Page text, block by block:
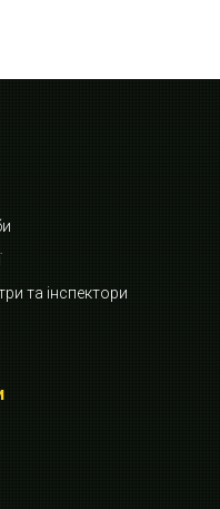
та інспектори